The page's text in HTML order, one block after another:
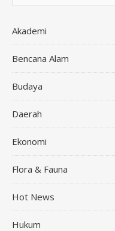
Akademi
Bencana Alam
Budaya
Daerah
Ekonomi
Flora & Fauna
Hot News
Hukum